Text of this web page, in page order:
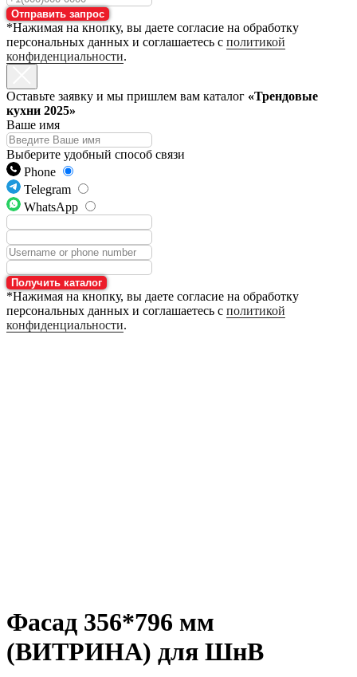
Отправить запрос
*Нажимая на кнопку, вы даете согласие на обработку
персональных данных и соглашаетесь с политикой
конфиденциальности.
Оставьте заявку и мы пришлем вам каталог «Трендовые
кухни 2025»
Ваше имя
Выберите удобный способ связи
Phone
Telegram
WhatsApp
Получить каталог
*Нажимая на кнопку, вы даете согласие на обработку
персональных данных и соглашаетесь с политикой
конфиденциальности.
Фасад 356*796 мм
(ВИТРИНА) для ШнВ